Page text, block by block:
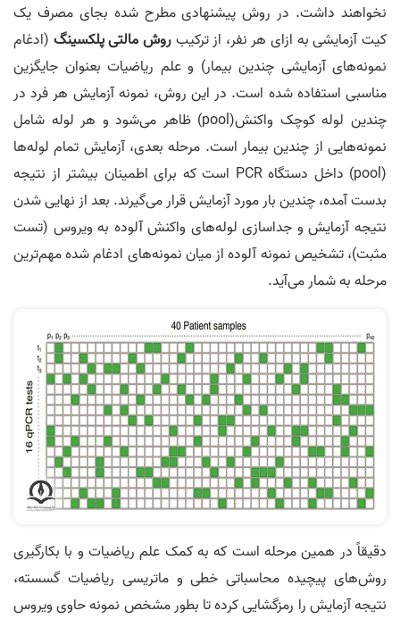
نخواهند داشت. در روش پیشنهادی مطرح شده بجای مصرف یک
کیت آزمایشی به ازای هر نفر، از ترکیبروش مالتی پلکسینگ (ادغام
نمونه­‌های آزمایشی چندین بیمار) و علم ریاضیات بعنوان جایگزین
مناسبی استفاده شده است. در این روش، نمونه آزمایش هر فرد در
چندین لوله کوچک واکنش(pool) ظاهر می­‌شود و هر لوله شامل
نمونه‌هایی از چندین بیمار است. مرحله بعدی، آزمایش تمام لوله‌­ها
(pool) داخل دستگاه PCR است که برای اطمینان بیشتر از نتیجه
بدست آمده، چندین بار مورد آزمایش قرار می­­‌گیرند. بعد از نهایی شدن
نتیجه آزمایش و جداسازی لوله­‌های واکنش آلوده به ویروس (تست
مثبت)، تشخیص نمونه آلوده از میان نمونه‌های ادغام شده مهم‌ترین
مرحله به شمار می­‌آید.
دقیقاً در همین مرحله است که به کمک علم ریاضیات و با بکارگیری
روش‌های پیچیده محاسباتی خطی و ماتریسی ریاضیات گسسته،
نتیجه آزمایش را رمزگشایی کرده تا بطور مشخص نمونه حاوی ویروس